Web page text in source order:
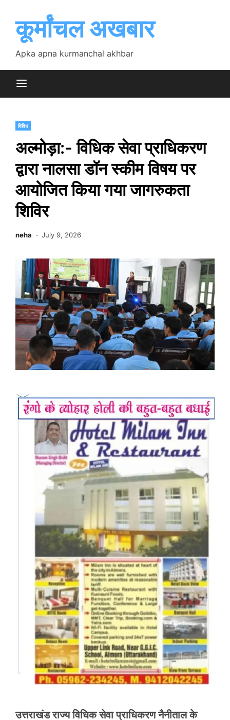
contentकूर्मांचल अखबार
Apka apna kurmanchal akhbar
विविध
अल्मोड़ा:- विधिक सेवा प्राधिकरण
द्वारा नालसा डॉन स्कीम विषय पर
आयोजित किया गया जागरुकता
शिविर
neha July 9, 2026
उत्तराखंड राज्य विधिक सेवा प्राधिकरण नैनीताल के